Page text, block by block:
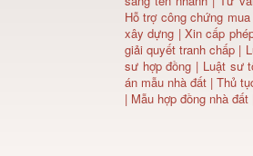
Hỗ trợ công chứng
xây dựng | Xin cấp
giải quyết tranh chấp |
sư hợp đồng | Luật sư
án mẫu nhà đất | Thủ
| Mẫu hợp đồng nhà đất